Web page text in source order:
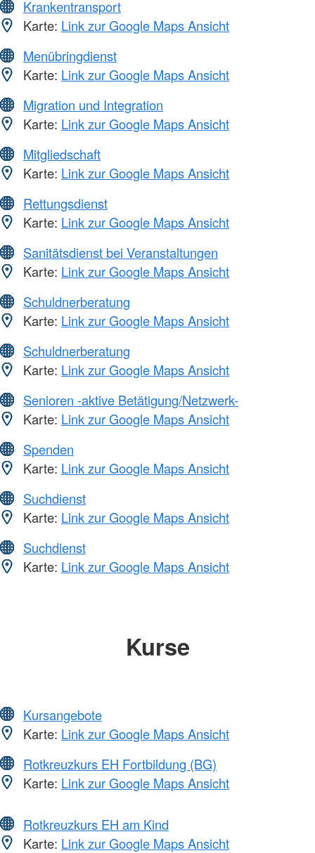
Krankentransport
Karte: Link zur Google Maps Ansicht
Menübringdienst
Karte: Link zur Google Maps Ansicht
Migration und Integration
Karte: Link zur Google Maps Ansicht
Mitgliedschaft
Karte: Link zur Google Maps Ansicht
Rettungsdienst
Karte: Link zur Google Maps Ansicht
Sanitätsdienst bei Veranstaltungen
Karte: Link zur Google Maps Ansicht
Schuldnerberatung
Karte: Link zur Google Maps Ansicht
Schuldnerberatung
Karte: Link zur Google Maps Ansicht
Senioren -aktive Betätigung/Netzwerk-
Karte: Link zur Google Maps Ansicht
Spenden
Karte: Link zur Google Maps Ansicht
Suchdienst
Karte: Link zur Google Maps Ansicht
Suchdienst
Karte: Link zur Google Maps Ansicht
Kurse
Kursangebote
Karte: Link zur Google Maps Ansicht
Rotkreuzkurs EH Fortbildung (BG)
Karte: Link zur Google Maps Ansicht
Rotkreuzkurs EH am Kind
Karte: Link zur Google Maps Ansicht